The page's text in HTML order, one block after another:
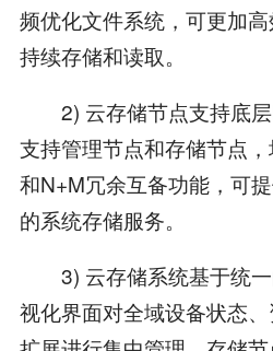
频优化文件系统，可更加
持续存储和读取。
2) 云存储节点支持底层
支持管理节点和存储节点
和N+M冗余互备功能，可
的系统存储服务。
3) 云存储系统基于统一
视化界面对全域设备状态、